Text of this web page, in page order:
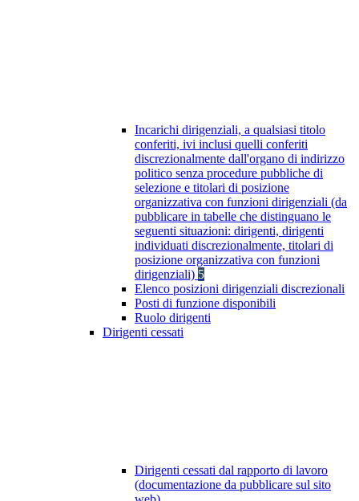
Incarichi dirigenziali, a qualsiasi titolo
conferiti, ivi inclusi quelli conferiti
discrezionalmente dall'organo di indirizzo
politico senza procedure pubbliche di
selezione e titolari di posizione
organizzativa con funzioni dirigenziali (da
pubblicare in tabelle che distinguano le
seguenti situazioni: dirigenti, dirigenti
individuati discrezionalmente, titolari di
posizione organizzativa con funzioni
dirigenziali) 5
Elenco posizioni dirigenziali discrezionali
Posti di funzione disponibili
Ruolo dirigenti
Dirigenti cessati
Dirigenti cessati dal rapporto di lavoro
(documentazione da pubblicare sul sito